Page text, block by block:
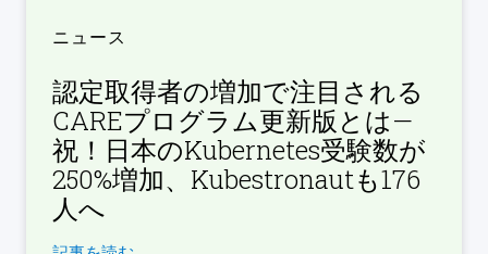
ニュース
認定取得者の増加で注目される
CAREプログラム更新版とは—
祝！日本のKubernetes受験数が
250%増加、Kubestronautも176
人へ